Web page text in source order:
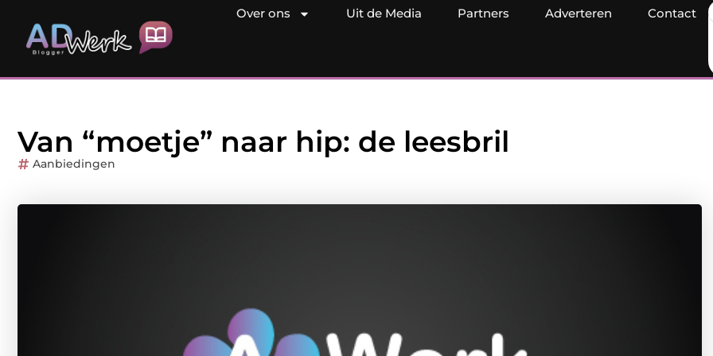
Over ons Uit de Media Partners Adverteren Contact
Van “moetje” naar hip: de leesbril
Aanbiedingen